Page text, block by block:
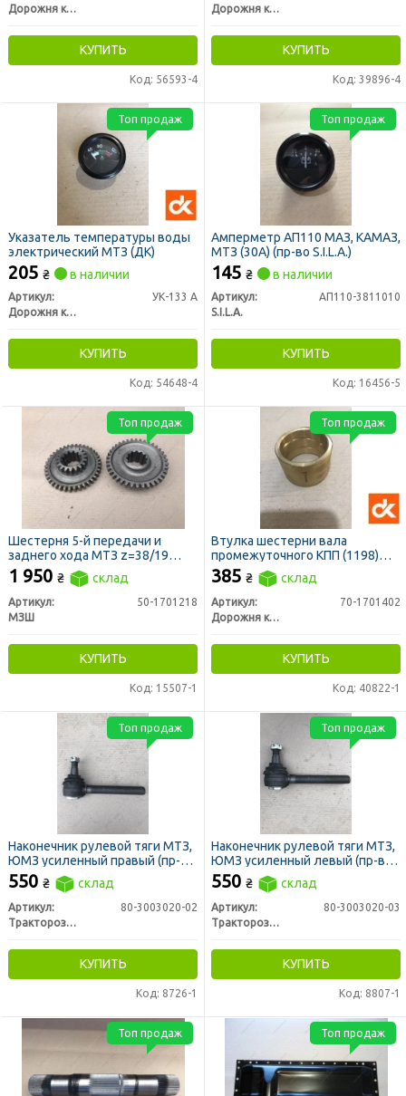
Дорожня карта
КУПИТЬ
Код: 56593-4
Дорожня карта
КУПИТЬ
Код: 39896-4
Указатель температуры воды
электрический МТЗ (ДК)
205 ₴ в наличии
Артикул:
УК-133 А
Дорожня карта
КУПИТЬ
Код: 54648-4
Топ продаж
Амперметр АП110 МАЗ, КАМАЗ,
МТЗ (30А) (пр-во S.I.L.A.)
145 ₴ в наличии
Артикул:
АП110-3811010
S.I.L.A.
КУПИТЬ
Код: 16456-5
Топ продаж
Шестерня 5-й передачи и
заднего хода МТЗ z=38/19
(МЗШ)
1 950 ₴ склад
Артикул:
50-1701218
МЗШ
КУПИТЬ
Код: 15507-1
Топ продаж
Втулка шестерни вала
промежуточного КПП (1198)
МТЗ (ДК)
385 ₴ склад
Артикул:
70-1701402
Дорожня карта
КУПИТЬ
Код: 40822-1
Топ продаж
Наконечник рулевой тяги МТЗ,
ЮМЗ усиленный правый (пр-во
РЗТ г. Ромны)
550 ₴ склад
Артикул:
80-3003020-02
Тракторозапчасть г. Ромны
КУПИТЬ
Код: 8726-1
Топ продаж
Наконечник рулевой тяги МТЗ,
ЮМЗ усиленный левый (пр-во
РЗТ г. Ромны)
550 ₴ склад
Артикул:
80-3003020-03
Тракторозапчасть г. Ромны
КУПИТЬ
Код: 8807-1
Топ продаж
Топ продаж Топ продаж